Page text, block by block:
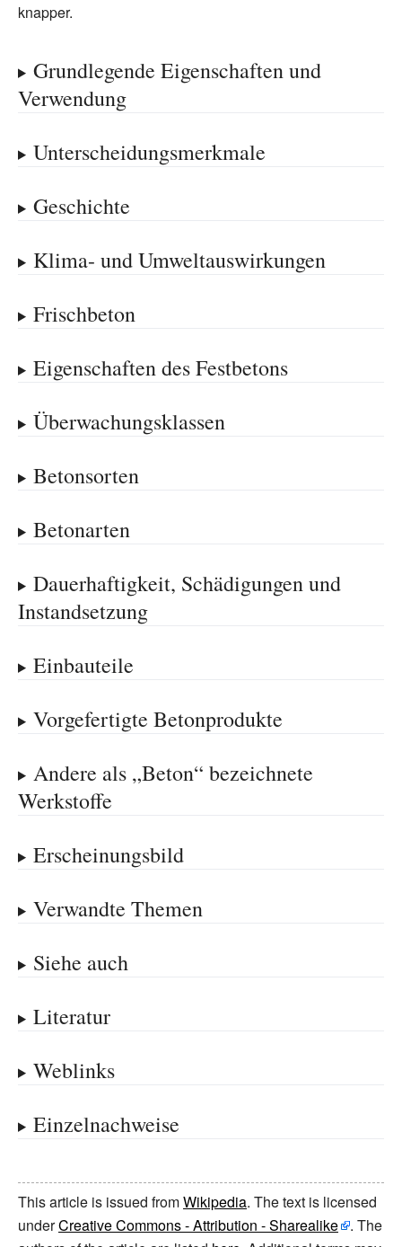
knapper.
Grundlegende Eigenschaften und
Verwendung
Unterscheidungsmerkmale
Geschichte
Klima- und Umweltauswirkungen
Frischbeton
Eigenschaften des Festbetons
Überwachungsklassen
Betonsorten
Betonarten
Dauerhaftigkeit, Schädigungen und
Instandsetzung
Einbauteile
Vorgefertigte Betonprodukte
Andere als „Beton“ bezeichnete
Werkstoffe
Erscheinungsbild
Verwandte Themen
Siehe auch
Literatur
Weblinks
Einzelnachweise
This article is issued fromWikipedia. The text is licensed
underCreative Commons - Attribution - Sharealike
. The